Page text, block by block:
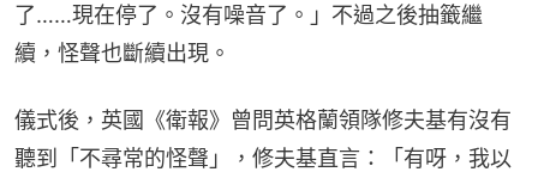
了……現在停了。沒有噪音了。」不過之後抽籤繼
續，怪聲也斷續出現。
儀式後，英國《衛報》曾問英格蘭領隊修夫基有沒有
聽到「不尋常的怪聲」，修夫基直言：「有呀，我以